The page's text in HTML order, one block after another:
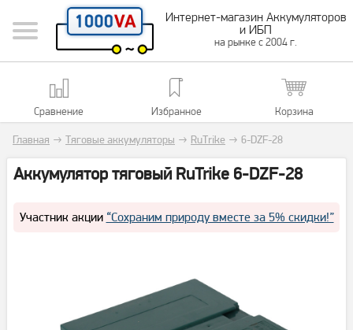
Интернет-магазин Аккумуляторов
и ИБП
на рынке с 2004 г.
Сравнение Избранное Корзина
Главная → Тяговые аккумуляторы → RuTrike → 6-DZF-28
Аккумулятор тяговый RuTrike 6-DZF-28
Участник акции “Сохраним природу вместе за 5% скидки!”